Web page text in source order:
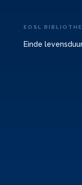
EOSL
Einde